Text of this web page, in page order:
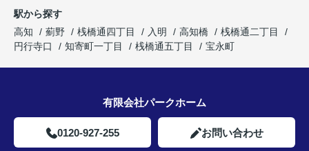
駅から探す
高知
薊野 桟橋通四丁目 入明 高知橋
桟橋通二丁目
円行寺口
知寄町一丁目 桟橋通五丁目 宝永町
有限会社パークホーム
0120-927-255 お問い合わせ